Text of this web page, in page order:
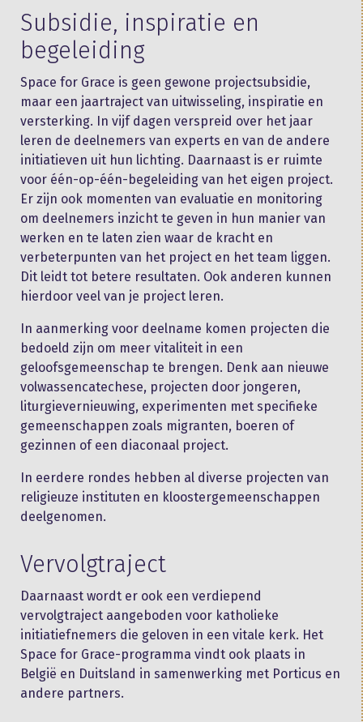
Subsidie, inspiratie en
begeleiding
Space for Grace is geen gewone projectsubsidie,
maar een jaartraject van uitwisseling, inspiratie en
versterking. In vijf dagen verspreid over het jaar
leren de deelnemers van experts en van de andere
initiatieven uit hun lichting. Daarnaast is er ruimte
voor één-op-één-begeleiding van het eigen project.
Er zijn ook momenten van evaluatie en monitoring
om deelnemers inzicht te geven in hun manier van
werken en te laten zien waar de kracht en
verbeterpunten van het project en het team liggen.
Dit leidt tot betere resultaten. Ook anderen kunnen
hierdoor veel van je project leren.
In aanmerking voor deelname komen projecten die
bedoeld zijn om meer vitaliteit in een
geloofsgemeenschap te brengen. Denk aan nieuwe
volwassencatechese, projecten door jongeren,
liturgievernieuwing, experimenten met specifieke
gemeenschappen zoals migranten, boeren of
gezinnen of een diaconaal project.
In eerdere rondes hebben al diverse projecten van
religieuze instituten en kloostergemeenschappen
deelgenomen.
Vervolgtraject
Daarnaast wordt er ook een verdiepend
vervolgtraject aangeboden voor katholieke
initiatiefnemers die geloven in een vitale kerk. Het
Space for Grace-programma vindt ook plaats in
België en Duitsland in samenwerking met Porticus en
andere partners.